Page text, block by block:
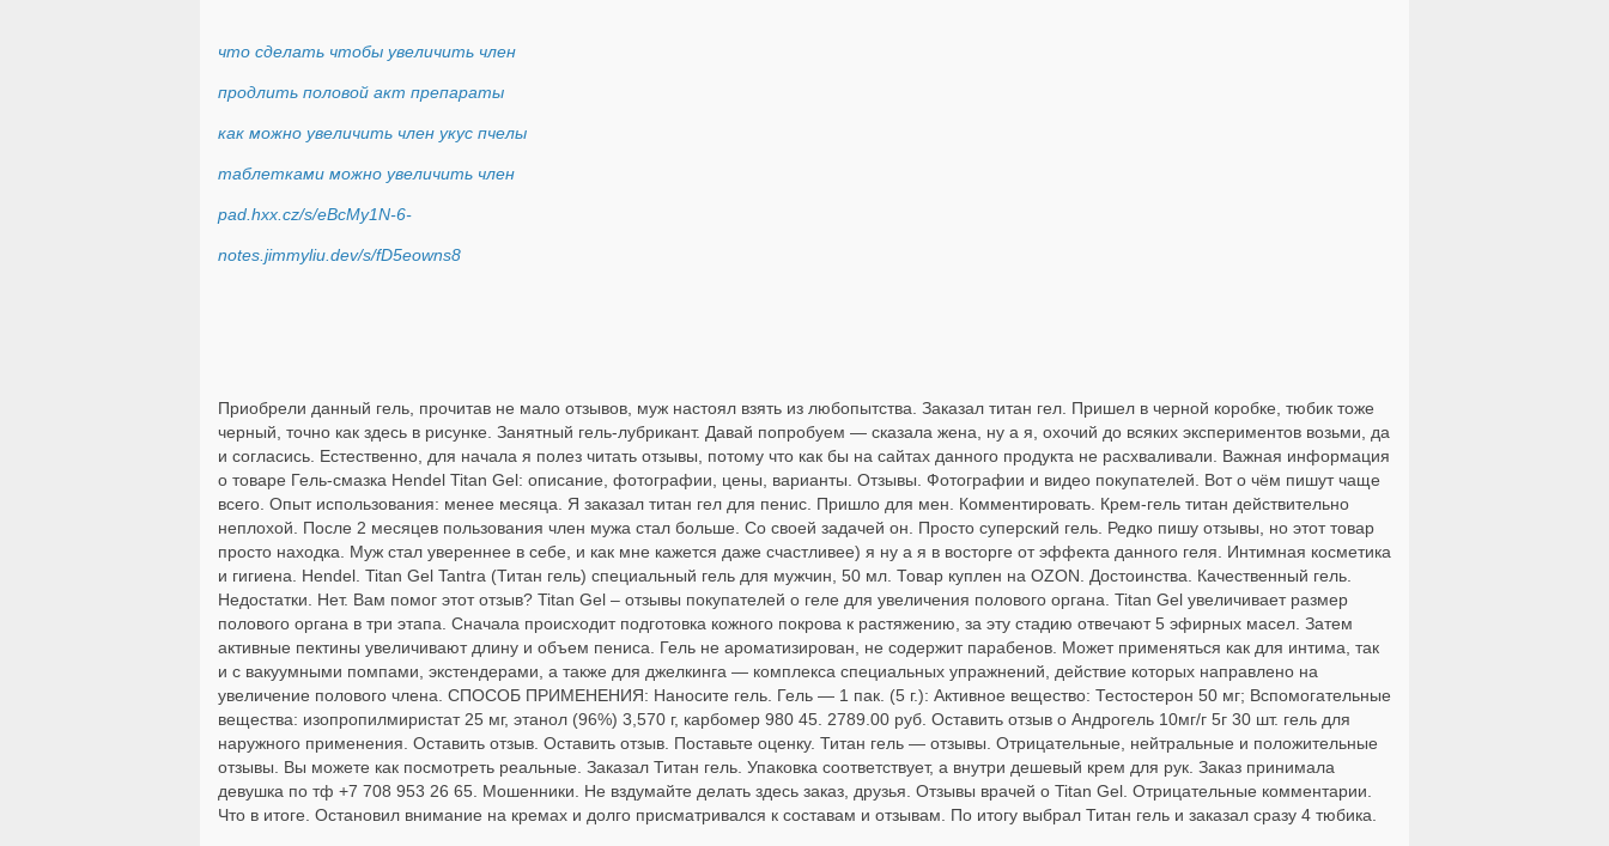
что сделать чтобы увеличить член
продлить половой акт препараты
как можно увеличить член укус пчелы
таблетками можно увеличить член
pad.hxx.cz/s/eBcMy1N-6-
notes.jimmyliu.dev/s/fD5eowns8
Приобрели данный гель, прочитав не мало отзывов, муж настоял взять из любопытства. Заказал титан гел. Пришел в черной коробке, тюбик тоже
черный, точно как здесь в рисунке. Занятный гель-лубрикант. Давай попробуем — сказала жена, ну а я, охочий до всяких экспериментов возьми, да
и согласись. Естественно, для начала я полез читать отзывы, потому что как бы на сайтах данного продукта не расхваливали. Важная информация
о товаре Гель-смазка Hendel Titan Gel: описание, фотографии, цены, варианты. Отзывы. Фотографии и видео покупателей. Вот о чём пишут чаще
всего. Опыт использования: менее месяца. Я заказал титан гел для пенис. Пришло для мен. Комментировать. Крем-гель титан действительно
неплохой. После 2 месяцев пользования член мужа стал больше. Со своей задачей он. Просто суперский гель. Редко пишу отзывы, но этот товар
просто находка. Муж стал увереннее в себе, и как мне кажется даже счастливее) я ну а я в восторге от эффекта данного геля. Интимная косметика
и гигиена. Hendel. Titan Gel Tantra (Титан гель) специальный гель для мужчин, 50 мл. Товар куплен на OZON. Достоинства. Качественный гель.
Недостатки. Нет. Вам помог этот отзыв? Titan Gel – отзывы покупателей о геле для увеличения полового органа. Titan Gel увеличивает размер
полового органа в три этапа. Сначала происходит подготовка кожного покрова к растяжению, за эту стадию отвечают 5 эфирных масел. Затем
активные пектины увеличивают длину и объем пениса. Гель не ароматизирован, не содержит парабенов. Может применяться как для интима, так
и с вакуумными помпами, экстендерами, а также для джелкинга — комплекса специальных упражнений, действие которых направлено на
увеличение полового члена. СПОСОБ ПРИМЕНЕНИЯ: Наносите гель. Гель — 1 пак. (5 г.): Активное вещество: Тестостерон 50 мг; Вспомогательные
вещества: изопропилмиристат 25 мг, этанол (96%) 3,570 г, карбомер 980 45. 2789.00 руб. Оставить отзыв о Андрогель 10мг/г 5г 30 шт. гель для
наружного применения. Оставить отзыв. Оставить отзыв. Поставьте оценку. Титан гель — отзывы. Отрицательные, нейтральные и положительные
отзывы. Вы можете как посмотреть реальные. Заказал Титан гель. Упаковка соответствует, а внутри дешевый крем для рук. Заказ принимала
девушка по тф +7 708 953 26 65. Мошенники. Не вздумайте делать здесь заказ, друзья. Отзывы врачей о Titan Gel. Отрицательные комментарии.
Что в итоге. Остановил внимание на кремах и долго присматривался к составам и отзывам. По итогу выбрал Титан гель и заказал сразу 4 тюбика.